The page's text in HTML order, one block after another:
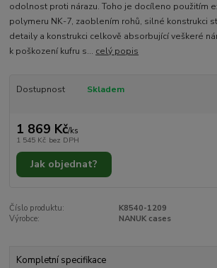
odolnost proti nárazu. Toho je docíleno použitím
polymeru NK-7, zaoblením rohů, silné konstrukci
detaily a konstrukci celkově absorbující veškeré
k poškození kufru s... celý popis
Dostupnost Skladem
1 869 Kč/ks
1 545 Kč bez DPH
Jak objednat?
Číslo produktu:
K8540-1209
Výrobce:
NANUK cases
Kompletní specifikace